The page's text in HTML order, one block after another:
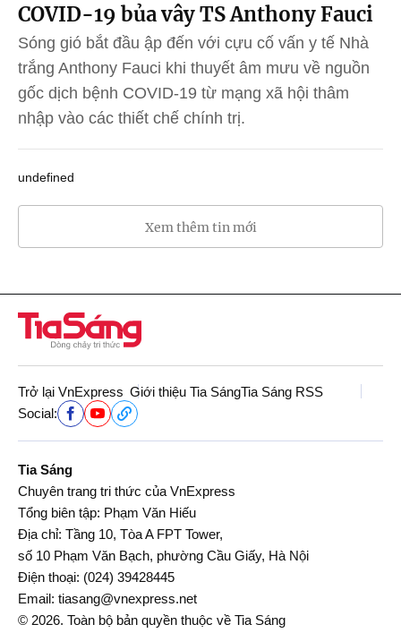
COVID-19 bủa vây TS Anthony Fauci
Sóng gió bắt đầu ập đến với cựu cố vấn y tế Nhà
trắng Anthony Fauci khi thuyết âm mưu về nguồn
gốc dịch bệnh COVID-19 từ mạng xã hội thâm
nhập vào các thiết chế chính trị.
undefined
Xem thêm tin mới
Trở lại VnExpress Giới thiệu Tia SángTia Sáng RSS
Social:
Tia Sáng
Chuyên trang tri thức của VnExpress
Tổng biên tập: Phạm Văn Hiếu
Địa chỉ: Tầng 10, Tòa A FPT Tower,
số 10 Phạm Văn Bạch, phường Cầu Giấy, Hà Nội
Điện thoại: (024) 39428445
Email: tiasang@vnexpress.net
© 2026. Toàn bộ bản quyền thuộc về Tia Sáng